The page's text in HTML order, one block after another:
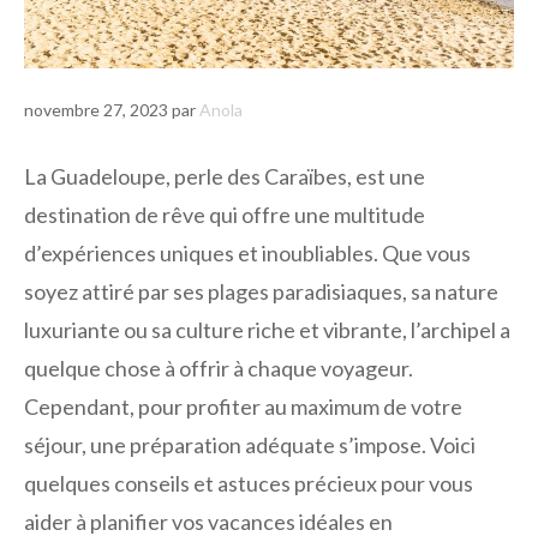
novembre 27, 2023 par Anola
La Guadeloupe, perle des Caraïbes, est une
destination de rêve qui offre une multitude
d’expériences uniques et inoubliables. Que vous
soyez attiré par ses plages paradisiaques, sa nature
luxuriante ou sa culture riche et vibrante, l’archipel a
quelque chose à offrir à chaque voyageur.
Cependant, pour profiter au maximum de votre
séjour, une préparation adéquate s’impose. Voici
quelques conseils et astuces précieux pour vous
aider à planifier vos vacances idéales en